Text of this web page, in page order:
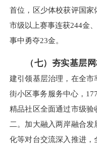
首位，区少体校获评国
市级以上赛事连获244金
事中勇夺23金。
（七）夯实基层
建引领基层治理，在全
街小区事务服务中心，
精品社区全面通过市级
二。加大融入两岸融合
化等对台交流深入推进